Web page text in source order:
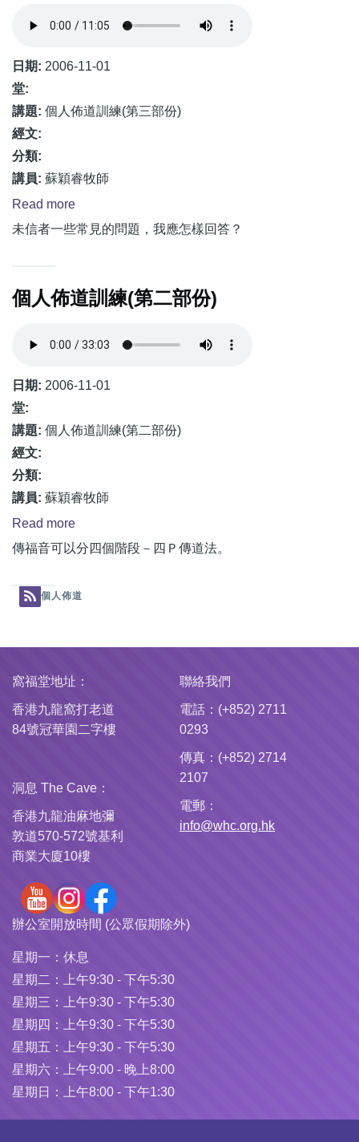
(第
部
日期: 2006-11-01
堂:
講題: 個人佈道訓練(第三部份)
經文:
分類:
講員: 蘇穎睿牧師
Read more
個
道
練
三
份)
未信者一些常見的問題，我應怎樣回答？
個人佈道訓練(第二部份)
日期: 2006-11-01
堂:
講題: 個人佈道訓練(第二部份)
經文:
分類:
講員: 蘇穎睿牧師
Read more
個
佈
(第
二
部
傳福音可以分四個階段－四Ｐ傳道法。
個人佈道
窩福堂地址：
香港九龍窩打老道
84號冠華園二字樓
洞息 The Cave：
香港九龍油麻地彌
敦道570-572號基利
商業大廈10樓
聯絡我們
電話：(+852) 2711
0293
傳真：(+852) 2714
2107
電郵：
info@whc.org.hk
辦公室開放時間 (公眾假期除外)
星期一： 休息
星期二：
上午9:30 - 下午5:30
星期三：
上午9:30 - 下午5:30
星期四：
上午9:30 - 下午5:30
星期五：
上午9:30 - 下午5:30
星期六：
上午9:00 - 晚上8:00
星期日：
上午8:00 - 下午1:30